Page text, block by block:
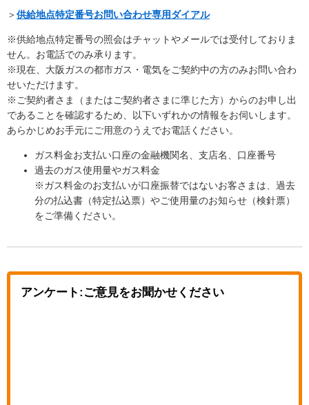
＞供給地点特定番号お問い合わせ専用ダイアル
※供給地点特定番号の照会はチャットやメールでは受付しておりま
せん。お電話でのみ承ります。
※現在、大阪ガスの都市ガス・電気をご契約中の方のみお問い合わ
せいただけます。
※ご契約者さま（またはご契約者さまに準じた方）からのお申し出
であることを確認するため、以下いずれかの情報をお伺いします。
あらかじめお手元にご用意のうえでお電話ください。
ガス料金お支払い口座の金融機関名、支店名、口座番号
過去のガス使用量やガス料金
※ガス料金のお支払いが口座振替ではないお客さまは、過去
分の払込書（特定払込票）やご使用量のお知らせ（検針票）
をご準備ください。
アンケート:ご意見をお聞かせください